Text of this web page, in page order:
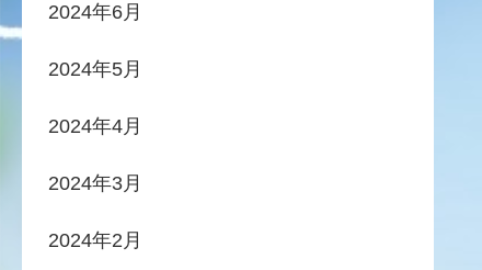
2024年6月
2024年5月
2024年4月
2024年3月
2024年2月